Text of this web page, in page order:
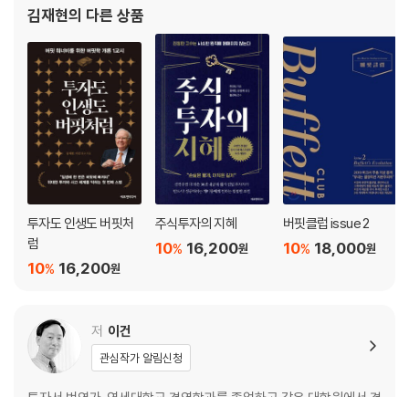
돈 버는 ‘체크리스트 톱 5’
[멍거의 연설] 경제학: 다학제 관점에서 본 강점과 약점
4장 오판의 심리학
- 세상을 정확하게 바라보면 웃을 수밖에 없는 까닭
버핏과 다윈이 ‘확증 편향’을 극복한 방법
인간 행동의 패턴
[멍거의 연설] 오판의 심리학
5장 멍거주의
- 돌직구 같은 직설과 유머
멍거가 말하는 멍거주의
데일리 저널 주주총회 질의응답
김재현의 다른 상품
투자도 인생도 버핏처
럼
16,200원
10%
주식투자의 지혜
16,200원
10%
버핏클럽 issue 2
18,000원
10%
저 이건
관심작가 알림신청